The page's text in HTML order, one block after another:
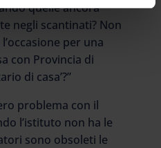
quelle ancora
negli scantinati? Non
per una
con Provincia di
di casa’?”
problema con il
l’istituto non ha le
sono obsoleti le